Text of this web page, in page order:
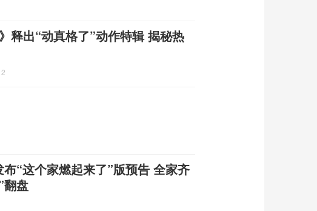
释出“动真格了”动作特辑 揭秘热
“这个家燃起来了”版预告 全家齐
翻盘